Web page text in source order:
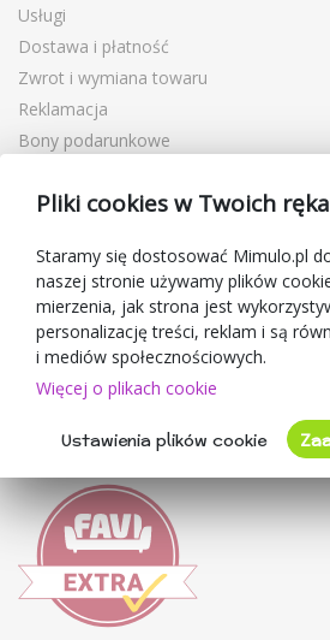
Usługi
Dostawa i płatność
Zwrot i wymiana towaru
Reklamacja
Bony podarunkowe
Blog
O sprzedawcy
Mimulo.pl
Regulamin sklepu
Ochrona danych osobowych GDPR
Kontakty
Oceny klientów
Pliki cookies w Twoich
Staramy się dostosować Mimulo.pl
naszej stronie używamy plików
mierzenia, jak strona jest
personalizację treści, reklam i są
i mediów społecznościowych.
Więcej o plikach cookie
Ustawienia plików cookie